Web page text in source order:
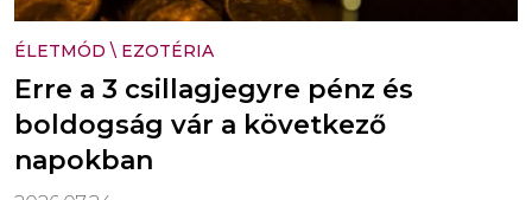
ÉLETMÓD \ EZOTÉRIA
Erre a 3 csillagjegyre pénz és
boldogság vár a következő
napokban